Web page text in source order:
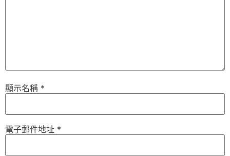
顯示名稱 *
電子郵件地址 *